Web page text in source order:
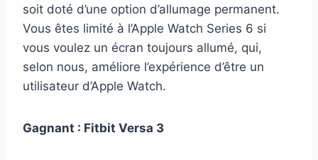
soit doté d’une option d’allumage permanent.
Vous êtes limité à l’Apple Watch Series 6 si
vous voulez un écran toujours allumé, qui,
selon nous, améliore l’expérience d’être un
utilisateur d’Apple Watch.
Gagnant : Fitbit Versa 3